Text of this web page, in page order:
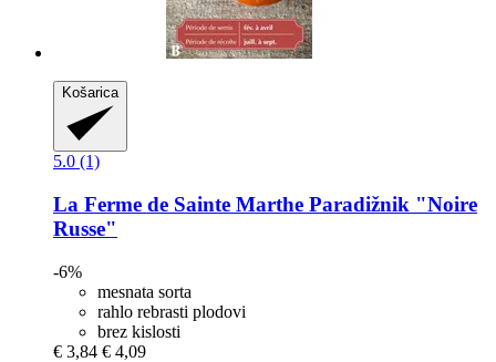
Košarica
5.0 (1)
La Ferme de Sainte Marthe Paradižnik "Noire
Russe"
-6%
mesnata sorta
rahlo rebrasti plodovi
brez kislosti
€ 3,84 € 4,09